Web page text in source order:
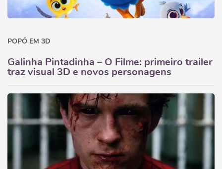
POPÓ EM 3D
Galinha Pintadinha – O Filme: primeiro trailer
traz visual 3D e novos personagens